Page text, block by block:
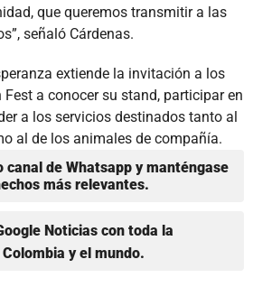
que queremos transmitir a las
señaló Cárdenas.
extiende la invitación a los
a conocer su stand, participar en
a los servicios destinados tanto al
al de los animales de compañía.
canal de Whatsapp y manténgase
más relevantes.
Noticias con toda la
y el mundo.